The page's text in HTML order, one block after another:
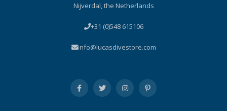
toegepast op hoge slijtage
neopreen knie- en elleboog
voorkomen. Aquasure
combinatie met de Gear Aid
Nijverdal, the Netherlands
+31 (0)548 615106
info@lucasdivestore.com